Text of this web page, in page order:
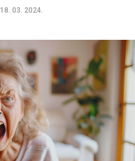
18. 03. 2024.